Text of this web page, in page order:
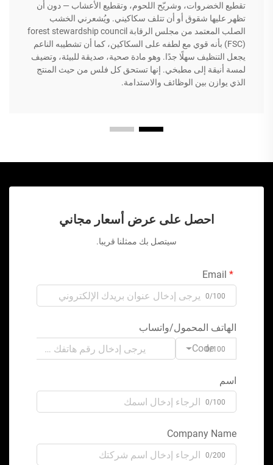
تقطيع الخضروات، وشريّح اللحوم، وتقطيع الأعشاب — دون أن
تظهر عليها شقوق أو أن تتلف سكاكيني. ويُشعرني الخشب
الصلب المعتمد من مجلس الرقابة forest stewardship council
(FSC) بأنه قوي مع لطفه على السكاكين، كما أن تشطيبه الناعم
يجعل التنظيف سهلًا جدًا. وهو مادة صحية، صديقة للبيئة، وتضيف
لمسة أنيقة إلى مطبخي. إنها تستحق كل فلس من حيث المنتج
الذي يوازن بين الوظائف والاستدامة.
احصل على عرض أسعار مجاني
سيتصل بك ممثلنا قريبا.
0/100
الهاتف المحمول/واتساب
Code0/100
اسم
0/100
Company Name
0/200